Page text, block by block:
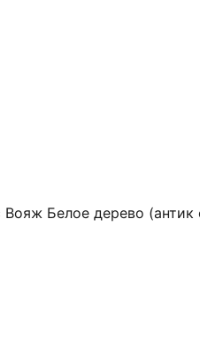
Белое дерево (антик